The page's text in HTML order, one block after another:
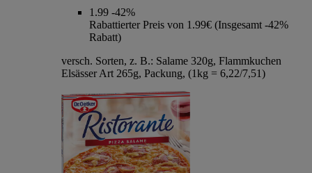
1.99 -42%
Rabattierter Preis von 1.99€ (Insgesamt -42%
Rabatt)
versch. Sorten, z. B.: Salame 320g, Flammkuchen
Elsässer Art 265g, Packung, (1kg = 6,22/7,51)